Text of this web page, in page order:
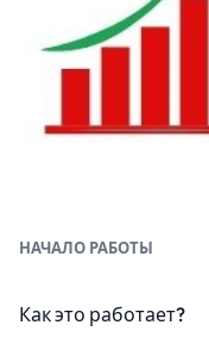
НАЧАЛО РАБОТЫ
Как это работает?